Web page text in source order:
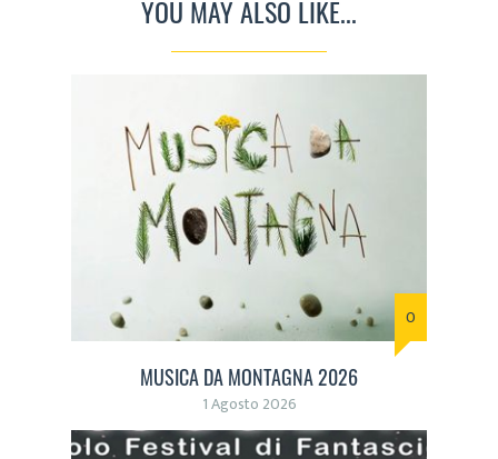
YOU MAY ALSO LIKE...
0
MUSICA DA MONTAGNA 2026
1 Agosto 2026